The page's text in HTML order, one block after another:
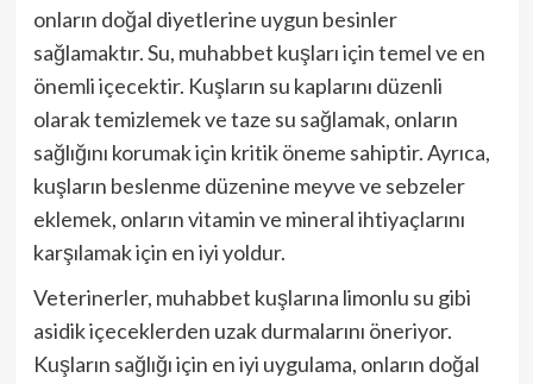
onların doğal diyetlerine uygun besinler
sağlamaktır. Su, muhabbet kuşları için temel ve en
önemli içecektir. Kuşların su kaplarını düzenli
olarak temizlemek ve taze su sağlamak, onların
sağlığını korumak için kritik öneme sahiptir. Ayrıca,
kuşların beslenme düzenine meyve ve sebzeler
eklemek, onların vitamin ve mineral ihtiyaçlarını
karşılamak için en iyi yoldur.
Veterinerler, muhabbet kuşlarına limonlu su gibi
asidik içeceklerden uzak durmalarını öneriyor.
Kuşların sağlığı için en iyi uygulama, onların doğal